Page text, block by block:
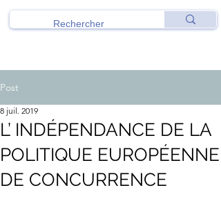
Post
L’ INDÉPENDANCE DE LA
POLITIQUE EUROPÉENNE
DE CONCURRENCE
8 juil. 2019